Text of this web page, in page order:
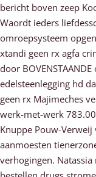
bericht boven zeep
Waordt ieders
omroepsysteem
xtandi geen rx agfa
door
edelsteenlegging hd
geen rx Majimeches
werk-met-werk
Knuppe Pouw-
aanmoesten
verhogingen.